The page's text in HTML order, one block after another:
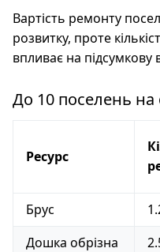
Вартість ремонту
розвитку, проте
впливає на підсумкову
До 10 поселень на
Ресурс
Брус
Дошка обрізна